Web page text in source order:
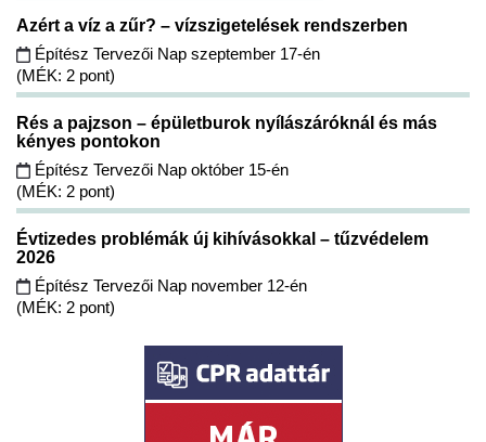
Azért a víz a zűr? – vízszigetelések rendszerben
Építész Tervezői Nap szeptember 17-én
(MÉK: 2 pont)
Rés a pajzson – épületburok nyílászáróknál és más
kényes pontokon
Építész Tervezői Nap október 15-én
(MÉK: 2 pont)
Évtizedes problémák új kihívásokkal – tűzvédelem
2026
Építész Tervezői Nap november 12-én
(MÉK: 2 pont)